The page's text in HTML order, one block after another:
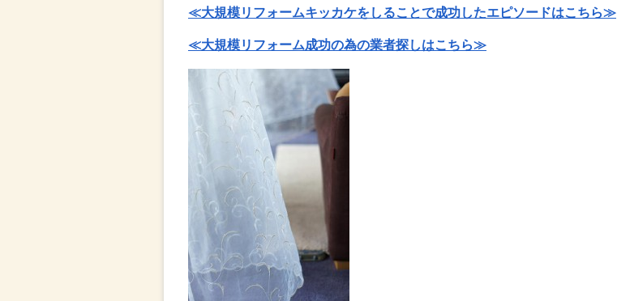
≪大規模リフォームキッカケをしることで成功したエピソードはこちら≫
≪大規模リフォーム成功の為の業者探しはこちら≫